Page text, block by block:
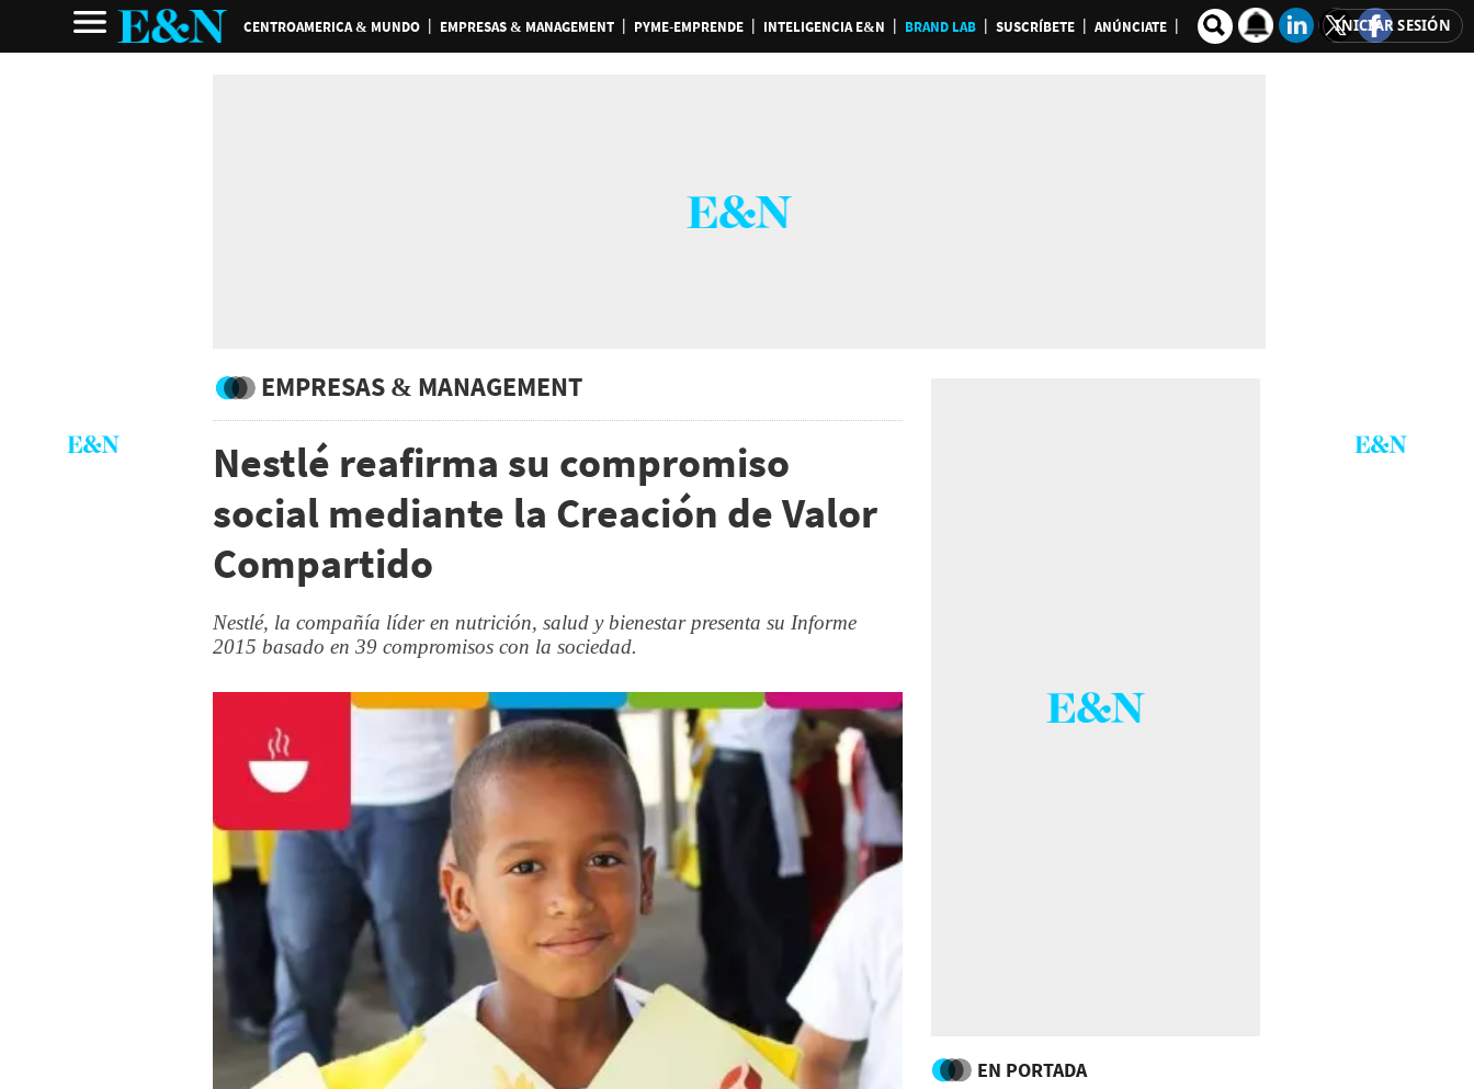
CENTROAMERICA & MUNDO EMPRESAS & MANAGEMENT PYME-EMPRENDE INTELIGENCIA E&N BRAND LAB SUSCRÍBETE ANÚNCIATE INICIAR SESIÓN
EMPRESAS & MANAGEMENT
Nestlé reafirma su compromiso
social mediante la Creación de Valor
Compartido
Nestlé, la compañía líder en nutrición, salud y bienestar presenta su Informe
2015 basado en 39 compromisos con la sociedad.
EN PORTADA